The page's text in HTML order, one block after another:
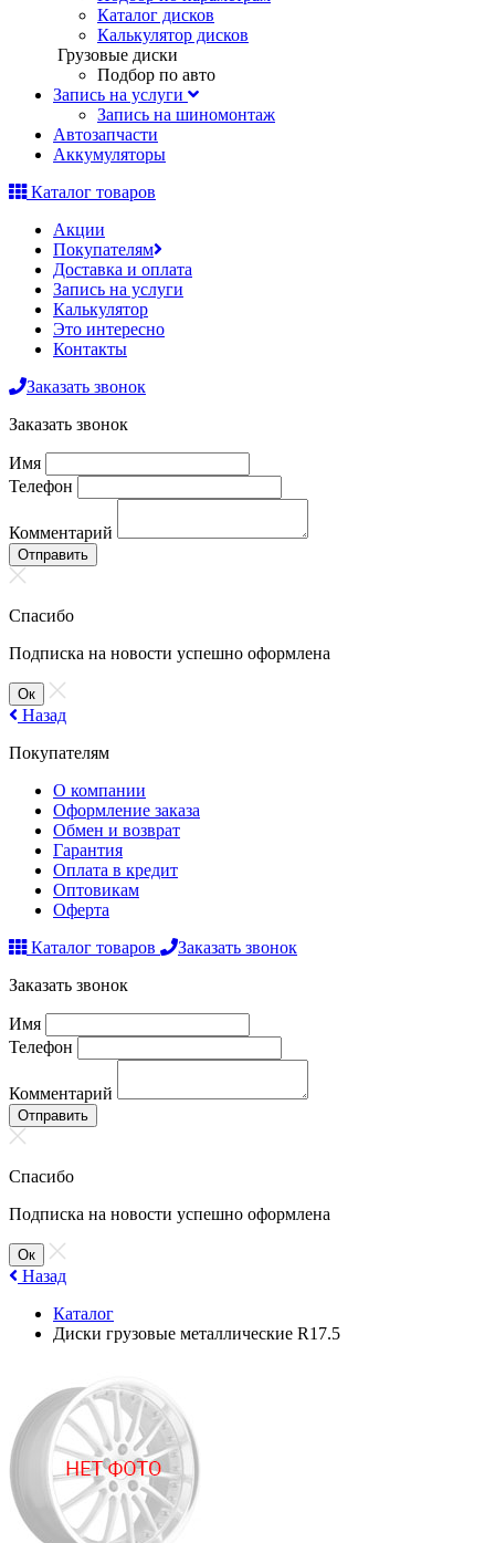
Каталог дисков
Калькулятор дисков
Грузовые диски
Подбор по авто
Запись на услуги
Запись на шиномонтаж
Автозапчасти
Аккумуляторы
Каталог товаров
Акции
Покупателям
Доставка и оплата
Запись на услуги
Калькулятор
Это интересно
Контакты
Заказать звонок
Заказать звонок
Имя
Телефон
Комментарий
Отправить
Спасибо
Подписка на новости успешно оформлена
Ок
Назад
Покупателям
О компании
Оформление заказа
Обмен и возврат
Гарантия
Оплата в кредит
Оптовикам
Оферта
Каталог товаров
Заказать звонок
Заказать звонок
Имя
Телефон
Комментарий
Отправить
Спасибо
Подписка на новости успешно оформлена
Ок
Назад
Каталог
Диски грузовые металлические R17.5